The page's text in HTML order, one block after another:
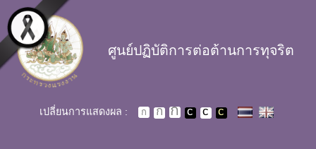
Skip to main content
ศูนย์ปฏิบัติการต่อต้านการทุจริต
เปลี่ยนการแสดงผล :